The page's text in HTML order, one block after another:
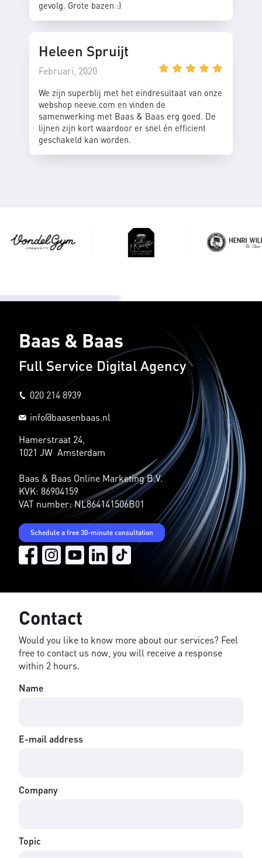
gevolg. Grote bazen :)
Heleen Spruijt
Februari, 2020
We zijn superblij met het eindresultaat van onze
webshop neeve.com en vinden de
samenwerking met Baas & Baas erg goed. De
lijnen zijn kort waardoor er snel én efficient
geschakeld kan worden.
Baas & Baas
Full Service Digital Agency
020 214 8939
info@baasenbaas.nl
Hamerstraat 24,
1021 JW Amsterdam
Baas & Baas Online Marketing B.V.
KVK: 86904159
VAT number: NL864141506B01
Schedule a free 30-minute consultation
Contact
Would you like to know more about our services? Feel
free to contact us now, you will receive a response
within 2 hours.
Name
E-mail address
Company
Topic